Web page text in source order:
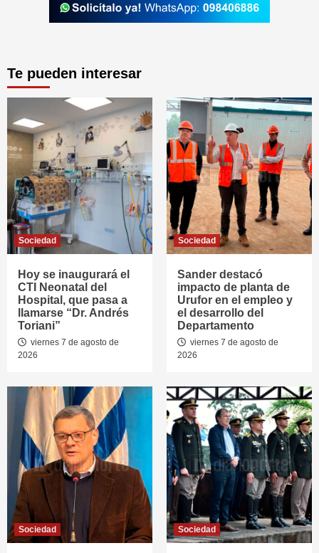
Te pueden interesar
Sociedad
Hoy se inaugurará el
CTI Neonatal del
Hospital, que pasa a
llamarse “Dr. Andrés
Toriani”
viernes 7 de agosto de
2026
Sociedad
Sander destacó
impacto de planta de
Urufor en el empleo y
el desarrollo del
Departamento
viernes 7 de agosto de
2026
Sociedad Sociedad